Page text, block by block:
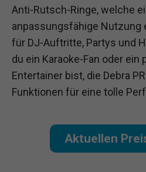
Anti-Rutsch-Ringe, welche
anpassungsfähige Nutzung
für DJ-Auftritte, Partys und
du ein Karaoke-Fan oder
Entertainer bist, die Debra
Funktionen für eine tolle
Aktuellen